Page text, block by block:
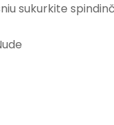
sukurkite